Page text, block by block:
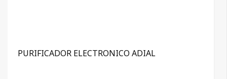
PURIFICADOR ELECTRONICO ADIAL